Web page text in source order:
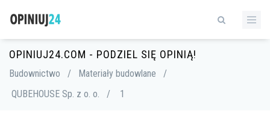
OPINIUJ24.COM - PODZIEL SIĘ OPINIĄ!
Budownictwo / Materiały budowlane
/
QUBEHOUSE Sp. z o. o.
/ 1